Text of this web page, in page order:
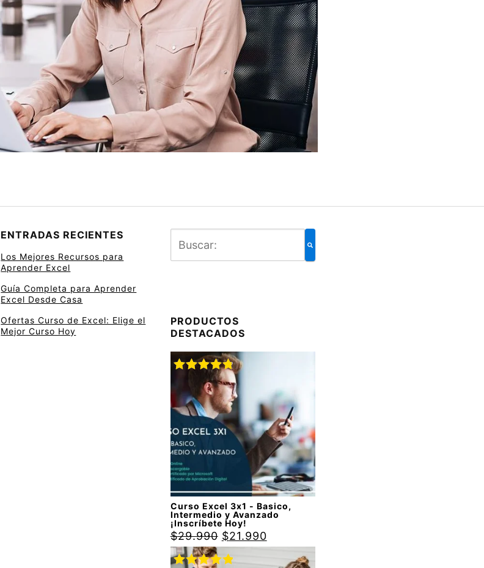
ENTRADAS RECIENTES
Los Mejores Recursos para
Aprender Excel
Guía Completa para Aprender
Excel Desde Casa
Ofertas Curso de Excel: Elige el
Mejor Curso Hoy
PRODUCTOS
DESTACADOS
Curso Excel 3x1 - Basico,
Intermedio y Avanzado
¡Inscríbete Hoy!
Valorado
con
4.88
de 5
$29.990 $21.990